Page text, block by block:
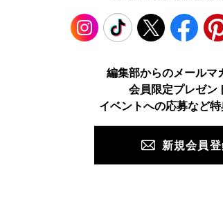
TikTok Facebook
編集部からのメールマ
会員限定プレゼン
イベントへの応募など
新規会員